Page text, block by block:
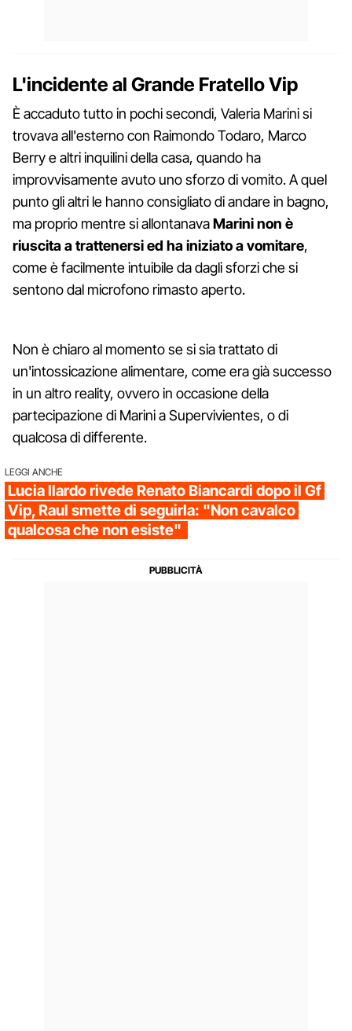
L'incidente al Grande Fratello Vip
È accaduto tutto in pochi secondi, Valeria Marini si
trovava all'esterno con Raimondo Todaro, Marco
Berry e altri inquilini della casa, quando ha
improvvisamente avuto uno sforzo di vomito. A quel
punto gli altri le hanno consigliato di andare in bagno,
ma proprio mentre si allontanavaMarini non è
riuscita a trattenersi ed ha iniziato a vomitare,
come è facilmente intuibile da dagli sforzi che si
sentono dal microfono rimasto aperto.
Non è chiaro al momento se si sia trattato di
un'intossicazione alimentare, come era già successo
in un altro reality, ovvero in occasione della
partecipazione di Marini a Supervivientes, o di
qualcosa di differente.
LEGGI ANCHE
Lucia Ilardo rivede Renato Biancardi dopo il Gf
Vip, Raul smette di seguirla: "Non cavalco
qualcosa che non esiste"